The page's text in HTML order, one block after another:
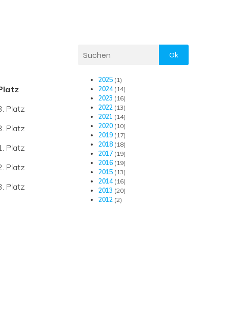
Platz
Platz
Platz
Platz
Platz
Ok
2025(1)
2024(14)
2023 (16)
2022(13)
2021 (14)
2020(10)
2019(17)
2018(18)
2017(19)
2016(19)
2015(13)
2014(16)
2013 (20)
2012(2)